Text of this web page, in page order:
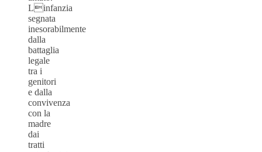
Linfanzia
segnata
inesorabilmente
dalla
battaglia
legale
tra i
genitori
e dalla
convivenza
con la
madre
dai
tratti